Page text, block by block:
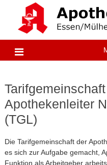
content
Apothekenleiter
(TGL)
Die Tarifgemeinschaft der
es sich zur Aufgabe gemacht,
Funktion als Arbeitgeber